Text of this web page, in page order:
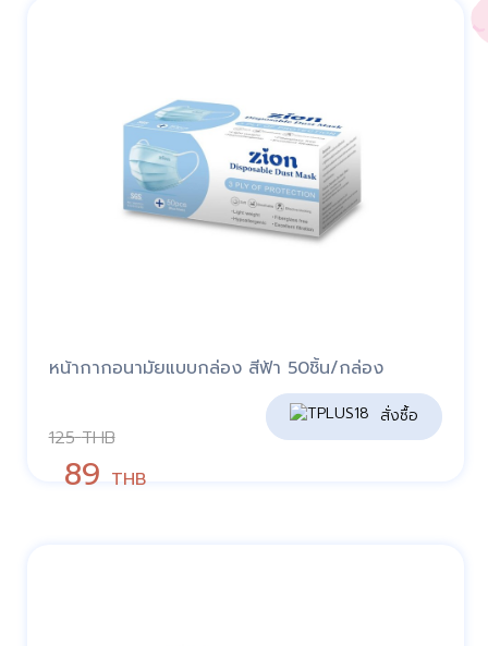
หน้ากากอนามัยแบบกล่อง สีฟ้า 50ชิ้น/กล่อง
125 THB
89 THB
สั่งซื้อ